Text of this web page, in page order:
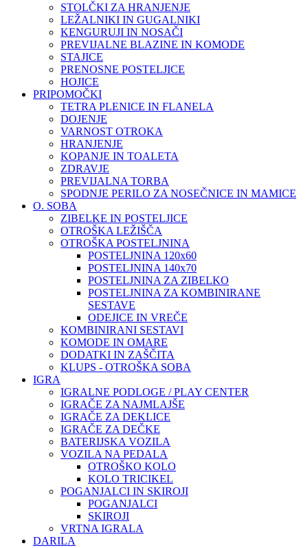
STOLČKI ZA HRANJENJE
LEŽALNIKI IN GUGALNIKI
KENGURUJI IN NOSAČI
PREVIJALNE BLAZINE IN KOMODE
STAJICE
PRENOSNE POSTELJICE
HOJICE
PRIPOMOČKI
TETRA PLENICE IN FLANELA
DOJENJE
VARNOST OTROKA
HRANJENJE
KOPANJE IN TOALETA
ZDRAVJE
PREVIJALNA TORBA
SPODNJE PERILO ZA NOSEČNICE IN MAMICE
O. SOBA
ZIBELKE IN POSTELJICE
OTROŠKA LEŽIŠČA
OTROŠKA POSTELJNINA
POSTELJNINA 120x60
POSTELJNINA 140x70
POSTELJNINA ZA ZIBELKO
POSTELJNINA ZA KOMBINIRANE
SESTAVE
ODEJICE IN VREČE
KOMBINIRANI SESTAVI
KOMODE IN OMARE
DODATKI IN ZAŠČITA
KLUPS - OTROŠKA SOBA
IGRA
IGRALNE PODLOGE / PLAY CENTER
IGRAČE ZA NAJMLAJŠE
IGRAČE ZA DEKLICE
IGRAČE ZA DEČKE
BATERIJSKA VOZILA
VOZILA NA PEDALA
OTROŠKO KOLO
KOLO TRICIKEL
POGANJALCI IN SKIROJI
POGANJALCI
SKIROJI
VRTNA IGRALA
DARILA